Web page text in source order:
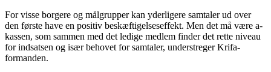
For visse borgere og målgrupper kan yderligere samtaler ud over
den første have en positiv beskæftigelseseffekt. Men det må være a-
kassen, som sammen med det ledige medlem finder det rette niveau
for indsatsen og især behovet for samtaler, understreger Krifa-
formanden.